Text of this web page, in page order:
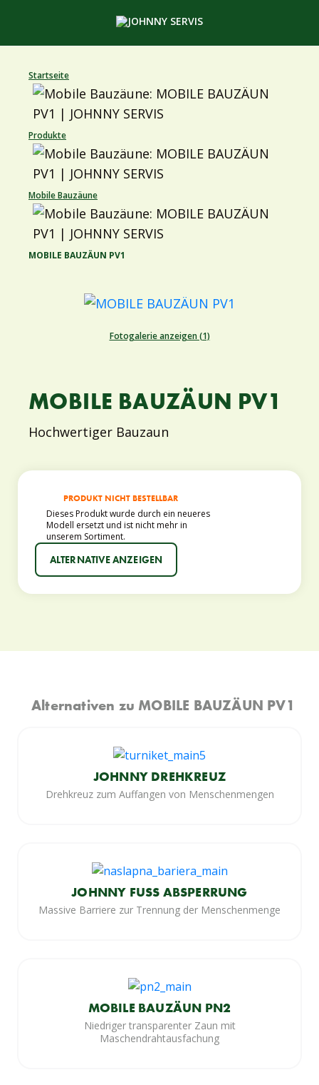
Startseite
Produkte
Mobile Bauzäune
MOBILE BAUZÄUN PV1
Fotogalerie anzeigen (1)
MOBILE BAUZÄUN PV1
Hochwertiger Bauzaun
PRODUKT NICHT BESTELLBAR
Dieses Produkt wurde durch ein neueres
Modell ersetzt und ist nicht mehr in
unserem Sortiment.
ALTERNATIVE ANZEIGEN
Alternativen zu MOBILE BAUZÄUN PV1
JOHNNY DREHKREUZ
Drehkreuz zum Auffangen von Menschenmengen
JOHNNY FUSS ABSPERRUNG
Massive Barriere zur Trennung der Menschenmenge
MOBILE BAUZÄUN PN2
Niedriger transparenter Zaun mit
Maschendrahtausfachung